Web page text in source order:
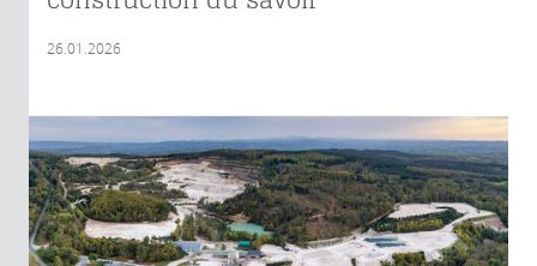
26.01.2026